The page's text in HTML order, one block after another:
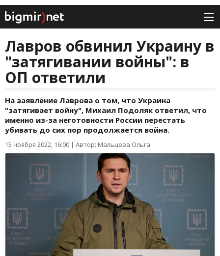
Лавров обвинил Украину в
"затягивании войны": в
ОП ответили
На заявление Лаврова о том, что Украина
"затягивает войну", Михаил Подоляк ответил, что
именно из-за неготовности России перестать
убивать до сих пор продолжается война.
15 ноября 2022, 16:00 | Автор: Мальцева Ольга